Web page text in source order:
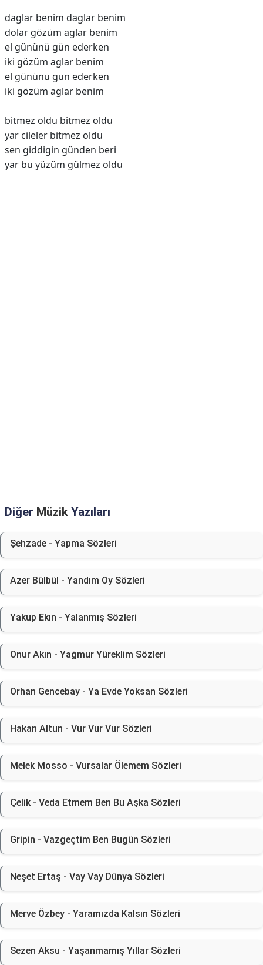
daglar benim daglar benim
dolar gözüm aglar benim
el gününü gün ederken
iki gözüm aglar benim
el gününü gün ederken
iki gözüm aglar benim
bitmez oldu bitmez oldu
yar cileler bitmez oldu
sen giddigin günden beri
yar bu yüzüm gülmez oldu
Diğer Müzik Yazıları
Şehzade - Yapma Sözleri
Azer Bülbül - Yandım Oy Sözleri
Yakup Ekın - Yalanmış Sözleri
Onur Akın - Yağmur Yüreklim Sözleri
Orhan Gencebay - Ya Evde Yoksan Sözleri
Hakan Altun - Vur Vur Vur Sözleri
Melek Mosso - Vursalar Ölemem Sözleri
Çelik - Veda Etmem Ben Bu Aşka Sözleri
Gripin - Vazgeçtim Ben Bugün Sözleri
Neşet Ertaş - Vay Vay Dünya Sözleri
Merve Özbey - Yaramızda Kalsın Sözleri
Sezen Aksu - Yaşanmamış Yıllar Sözleri